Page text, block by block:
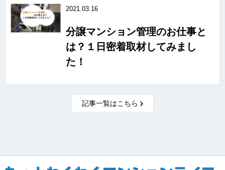
2021.03.16
分譲マンション管理のお仕事と
は？１日密着取材してみまし
た！
記事一覧はこちら